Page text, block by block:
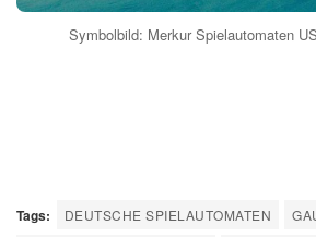
Symbolbild: Merkur Spielautomaten
Tags: DEUTSCHE SPIELAUTOMATEN